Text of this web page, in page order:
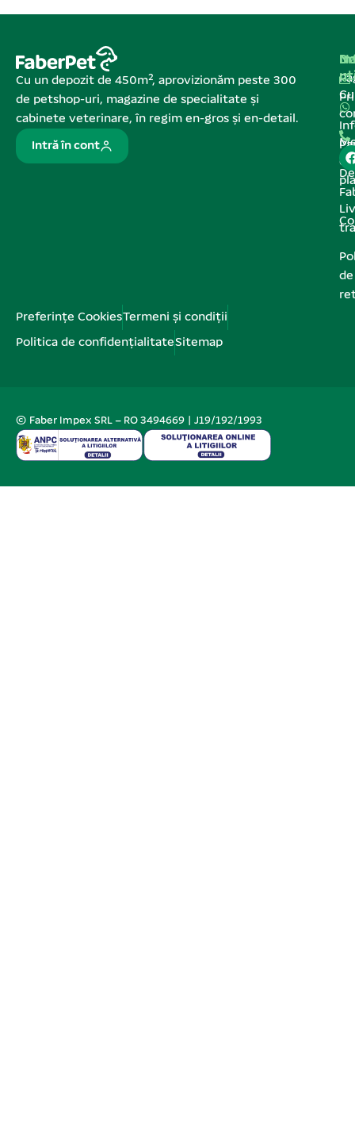
Cu un depozit de 450m², aprovizionăm peste 300
de petshop-uri, magazine de specialitate și
cabinete veterinare, în regim en-gros și en-detail.
Intră în cont
de
de
Preferințe CookiesTermeni și condiții
Politica de confidențialitateSitemap
© Faber Impex SRL – RO 3494669 | J19/192/1993